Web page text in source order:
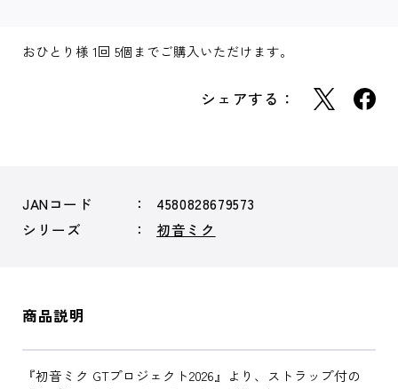
おひとり様 1回 5個までご購入いただけます。
シェアする：
JANコード
4580828679573
シリーズ
初音ミク
商品説明
『初音ミク GTプロジェクト2026』より、ストラップ付の